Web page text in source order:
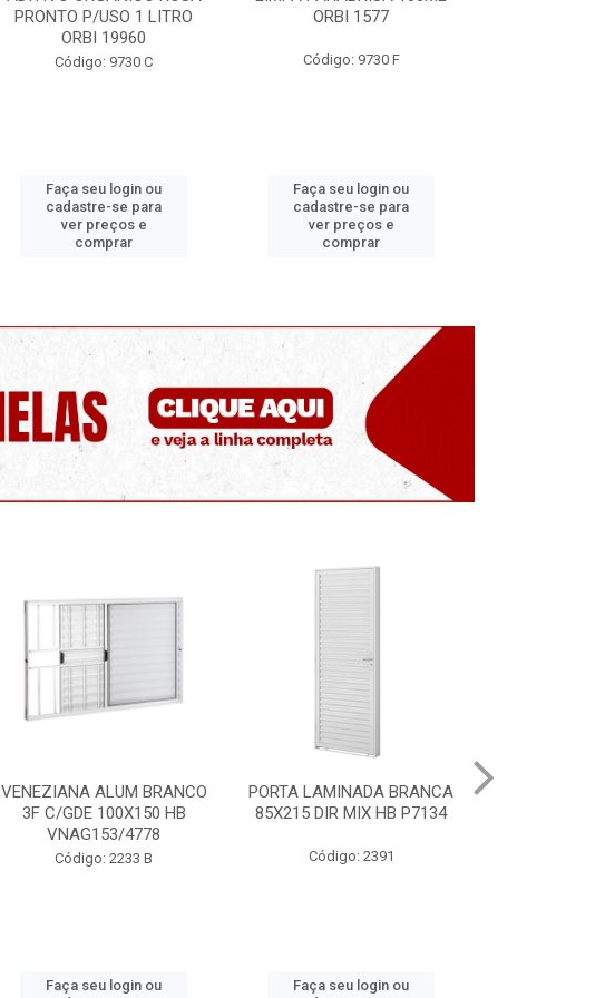
ORBI 1577
Código: 9730 F
Faça seu login ou
cadastre-se para
ver preços e
comprar
ORBI 246
Código: 9730 E
Faça seu login ou
cadastre-se para
ver preços e
comprar
PORTA LAMINADA BRANCA
85X215 DIR MIX HB P7134
Código: 2391
Faça seu login ou
VITRO ALUM BRANCO
S/GDE 100X150 2F HB
Código: 2232 B
Faça seu login ou